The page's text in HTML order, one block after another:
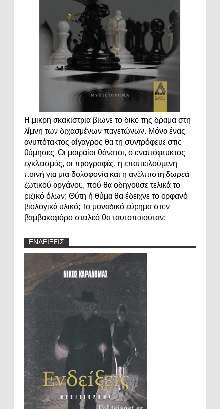
Η μικρή σκακίστρια βίωνε το δικό της δράμα στη
λίμνη των διχασμένων παγετώνων. Μόνο ένας
ανυπότακτος αίγαγρος θα τη συντρόφευε στις
θύμησες. Οι μοιραίοι θάνατοι, ο αναπόφευκτος
εγκλεισμός, οι προγραφές, η επαπειλούμενη
ποινή για μια δολοφονία και η ανέλπιστη δωρεά
ζωτικού οργάνου, πού θα οδηγούσε τελικά το
ριζικό όλων; Θύτη ή θύμα θα έδειχνε το ορφανό
βιολογικό υλικό; Το μοναδικό εύρημα στον
βαμβακοφόρο στειλεό θα ταυτοποιούταν;
ΕΝΔΕΙΞΕΙΣ